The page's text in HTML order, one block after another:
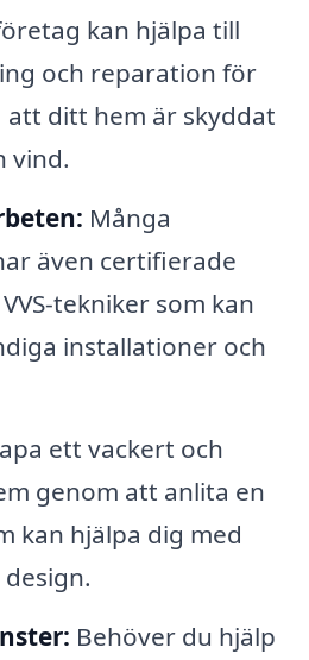
kan hjälpa till
och reparation för
att ditt hem är skyddat
vind.
Många
även certifierade
tekniker som kan
installationer och
ett vackert och
genom att anlita en
kan hjälpa dig med
Behöver du hjälp